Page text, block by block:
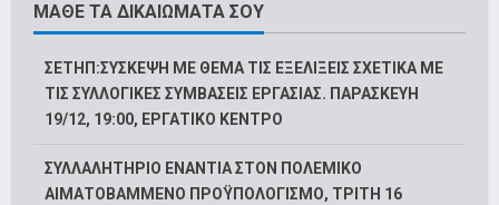
ΜΑΘΕ ΤΑ ΔΙΚΑΙΩΜΑΤΑ ΣΟΥ
ΣΕΤΗΠ:ΣΥΣΚΕΨΗ ΜΕ ΘΕΜΑ ΤΙΣ ΕΞΕΛΙΞΕΙΣ ΣΧΕΤΙΚΑ ΜΕ
ΤΙΣ ΣΥΛΛΟΓΙΚΕΣ ΣΥΜΒΑΣΕΙΣ ΕΡΓΑΣΙΑΣ. ΠΑΡΑΣΚΕΥΗ
19/12, 19:00, ΕΡΓΑΤΙΚΟ ΚΕΝΤΡΟ
ΣΥΛΛΑΛΗΤΗΡΙΟ ΕΝΑΝΤΙΑ ΣΤΟΝ ΠΟΛΕΜΙΚΟ
ΑΙΜΑΤΟΒΑΜΜΕΝΟ ΠΡΟΫΠΟΛΟΓΙΣΜΟ, ΤΡΙΤΗ 16